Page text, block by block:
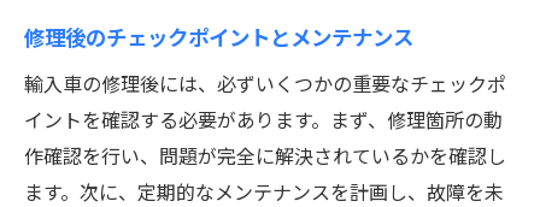
修理後のチェックポイントとメンテナンス
輸入車の修理後には、必ずいくつかの重要なチェックポ
イントを確認する必要があります。まず、修理箇所の動
作確認を行い、問題が完全に解決されているかを確認し
ます。次に、定期的なメンテナンスを計画し、故障を未